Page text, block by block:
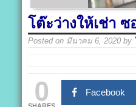
โต๊ะว่างให้เช่า ซ
Posted on มีนาคม 6, 2020 by
0 Facebook